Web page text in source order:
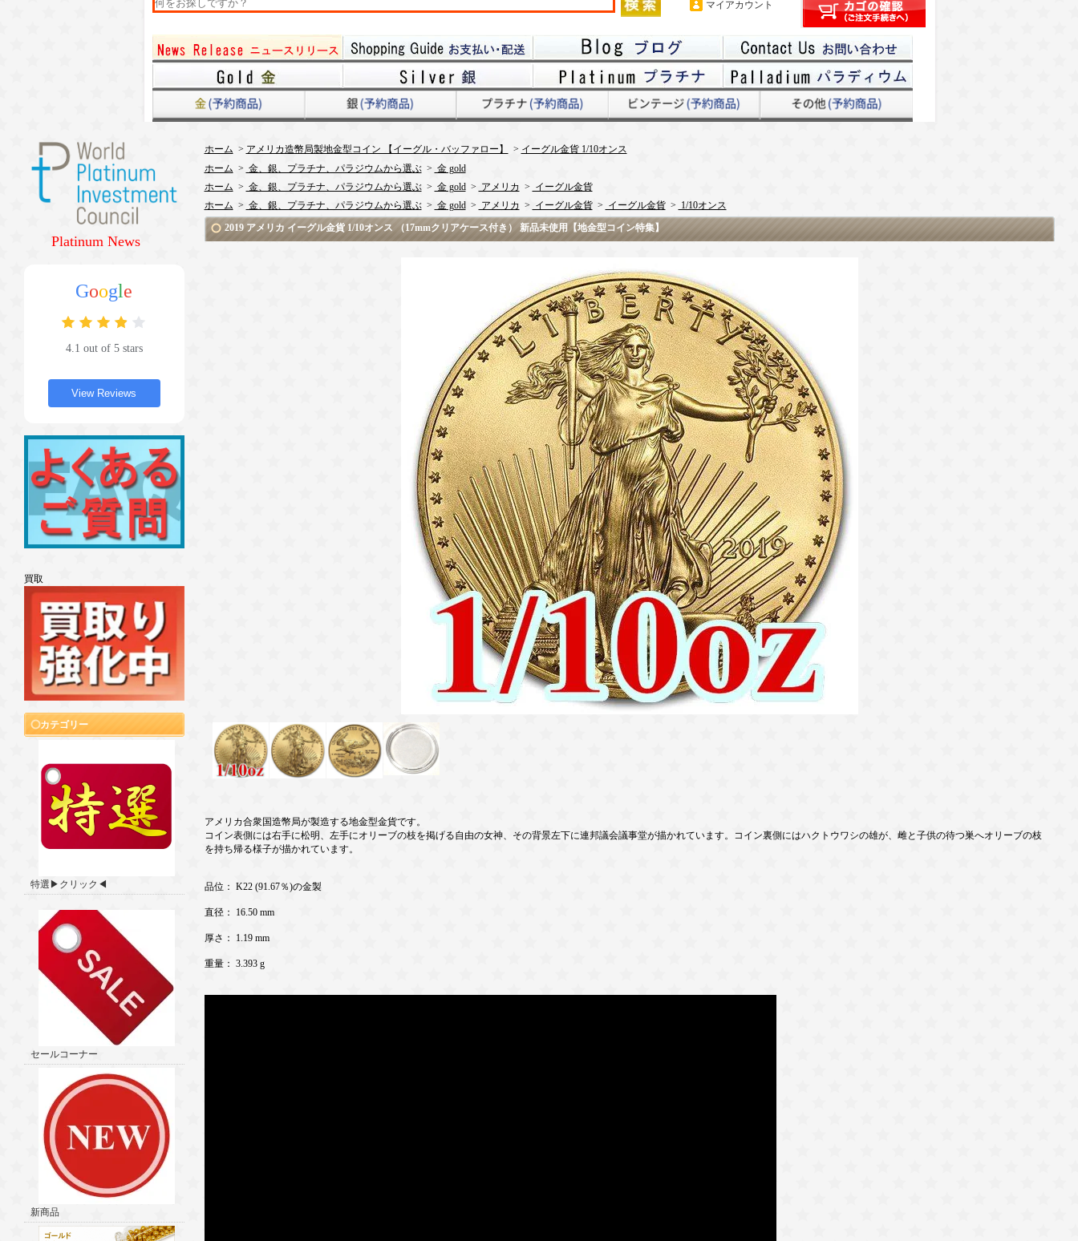
マイアカウント
Platinum News
Google
4.1 out of 5 stars
View Reviews
買取
カテゴリー
特選▶クリック◀
セールコーナー
新商品
ホーム > アメリカ造幣局製地金型コイン 【イーグル・バッファロー】 > イーグル金貨 1/10オンス
ホーム > 金、銀、プラチナ、パラジウムから選ぶ> 金 gold
ホーム > 金、銀、プラチナ、パラジウムから選ぶ> 金 gold> アメリカ > イーグル金貨
ホーム > 金、銀、プラチナ、パラジウムから選ぶ> 金 gold> アメリカ > イーグル金貨> イーグル金貨> 1/10オンス
2019 アメリカ イーグル金貨 1/10オンス （17mmクリアケース付き） 新品未使用【地金型コイン特集】
アメリカ合衆国造幣局が製造する地金型金貨です。
コイン表側には右手に松明、左手にオリーブの枝を掲げる自由の女神、その背景左下に連邦議会議事堂が描かれています。コイン裏側にはハクトウワシの雄が、雌と子供の待つ巣へオリーブの枝
を持ち帰る様子が描かれています。
品位： K22 (91.67％)の金製
直径： 16.50 mm
厚さ： 1.19 mm
重量： 3.393 g